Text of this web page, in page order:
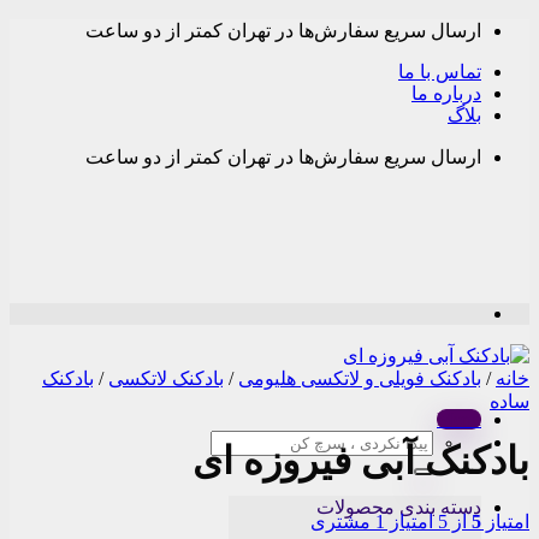
Skip
content
ارسال سریع سفارش‌ها در تهران کمتر از دو ساعت
تماس با ما
درباره ما
بلاگ
ارسال سریع سفارش‌ها در تهران کمتر از دو ساعت
Menu
جستجو
برای:
دسته بندی محصولات
خانه / بادکنک فویلی و لاتکسی هلیومی / بادکنک لاتکسی / بادکنک
ساده
بادکنک آبی فیروزه ای
امتیاز 5از 5 امتیاز 1 مشتری